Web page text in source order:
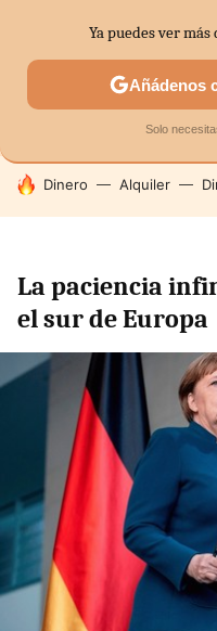
SECTORES ECONOMÍA
HOY SE HABLA DE
Dinero Alquiler
La paciencia
el sur de Europa
Ya puedes ver más
Añádenos
Solo